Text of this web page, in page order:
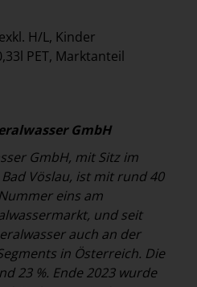
H/L, Kinder
PET, Marktanteil
GmbH
GmbH, mit Sitz im
Vöslau, ist mit rund 40
eins am
und seit
auch an der
in Österreich. Die
23 %. Ende 2023 wurde